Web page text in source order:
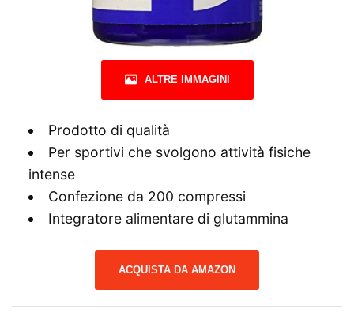
ALTRE IMMAGINI
Prodotto di qualità
Per sportivi che svolgono attività fisiche
intense
Confezione da 200 compressi
Integratore alimentare di glutammina
ACQUISTA DA AMAZON